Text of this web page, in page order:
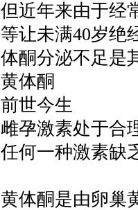
但近年来由于经
等让未满40岁绝
体酮分泌不足是
黄体酮
前世今生
雌孕激素处于合
任何一种激素缺
黄体酮是由卵巢